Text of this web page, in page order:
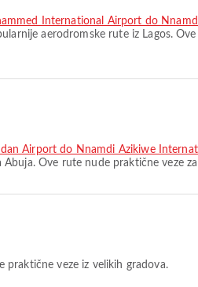
International Airport do
aerodromske rute iz Lagos.
Airport do Nnamdi Azikiwe
Ove rute nude praktične veze
praktične veze iz velikih gradova.